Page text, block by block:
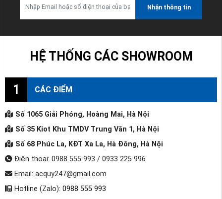
Nhận thông tin
HỆ THỐNG CÁC SHOWROOM
1 CÁC ĐIỂM
Số 1065 Giải Phóng, Hoàng Mai, Hà Nội
Số 35 Kiot Khu TMDV Trung Văn 1, Hà Nội
Số 68 Phúc La, KĐT Xa La, Hà Đông, Hà Nội
Điện thoại: 0988 555 993 / 0933 225 996
Email: acquy247@gmail.com
Hotline (Zalo): 0988 555 993